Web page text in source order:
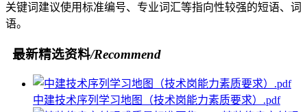
关键词建议使用标准编号、专业词汇等指向性较强的短语、词
语。
最新精选资料/Recommend
中建技术序列学习地图（技术岗能力素质要求）.pdf